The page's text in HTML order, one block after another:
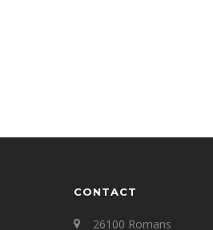
CONTACT
26100 Romans